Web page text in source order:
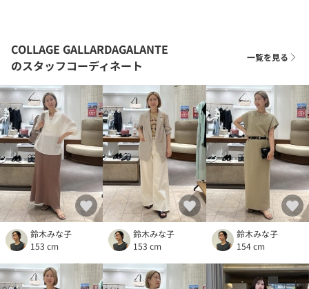
COLLAGE GALLARDAGALANTE
のスタッフコーディネート
一覧を見る
鈴木みな子
153 cm
鈴木みな子
153 cm
鈴木みな子
154 cm